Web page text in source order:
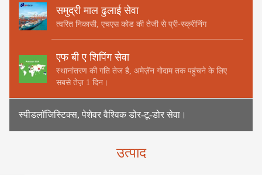
समुद्री माल ढुलाई सेवा
त्वरित निकासी, एचएस कोड की तेजी से प्री-स्क्रीनिंग
एफ बी ए शिपिंग सेवा
स्थानांतरण की गति तेज है, अमेज़ॅन गोदाम तक पहुंचने के लिए
सबसे तेज़ 1 दिन।
स्पीडलॉजिस्टिक्स, पेशेवर वैश्विक डोर-टू-डोर सेवा।
उत्पाद